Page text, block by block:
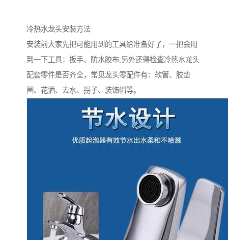
冷热水龙头安装方法
安装前大家先把可能用到的工具给准备好了，一把会用
到一下工具：扳手、防水胶布;另外还得检查冷热水龙头
配套零件是否齐全，常见龙头零配件有：软管、胶垫
圈、花洒、去水、拐子、装饰帽等。